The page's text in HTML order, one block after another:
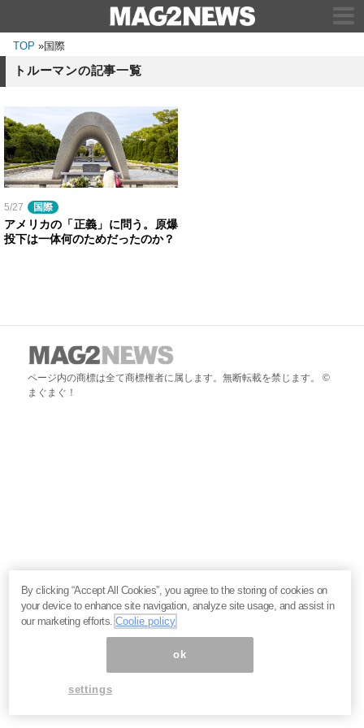
TOP »国際
トルーマンの記事一覧
5/27 国際
アメリカの「正義」に問う。原爆
投下は一体何のためだったのか？
ページ内の商標は全て商標権者に属します。無断転載を禁じます。 ©
まぐまぐ！
By clicking “Accept All Cookies”, you agree to the storing of cookies on
your device to enhance site navigation, analyze site usage, and assist in
our marketing efforts.Coolie policy
ok
settings